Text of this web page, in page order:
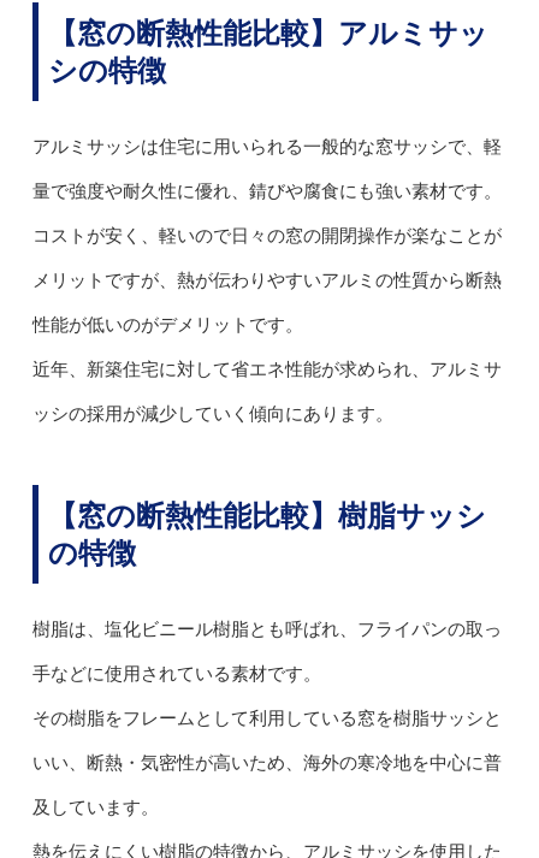
【窓の断熱性能比較】アルミサッ
シの特徴
アルミサッシは住宅に用いられる一般的な窓サッシで、軽
量で強度や耐久性に優れ、錆びや腐食にも強い素材です。
コストが安く、軽いので日々の窓の開閉操作が楽なことが
メリットですが、熱が伝わりやすいアルミの性質から断熱
性能が低いのがデメリットです。
近年、新築住宅に対して省エネ性能が求められ、アルミサ
ッシの採用が減少していく傾向にあります。
【窓の断熱性能比較】樹脂サッシ
の特徴
樹脂は、塩化ビニール樹脂とも呼ばれ、フライパンの取っ
手などに使用されている素材です。
その樹脂をフレームとして利用している窓を樹脂サッシと
いい、断熱・気密性が高いため、海外の寒冷地を中心に普
及しています。
熱を伝えにくい樹脂の特徴から、アルミサッシを使用した